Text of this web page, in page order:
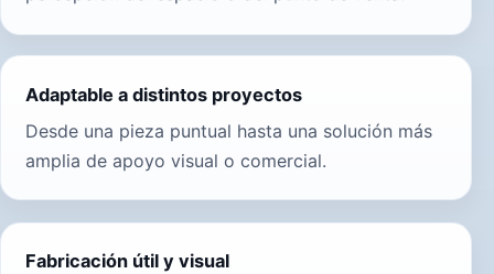
Adaptable a distintos proyectos
Desde una pieza puntual hasta una solución más
amplia de apoyo visual o comercial.
Fabricación útil y visual